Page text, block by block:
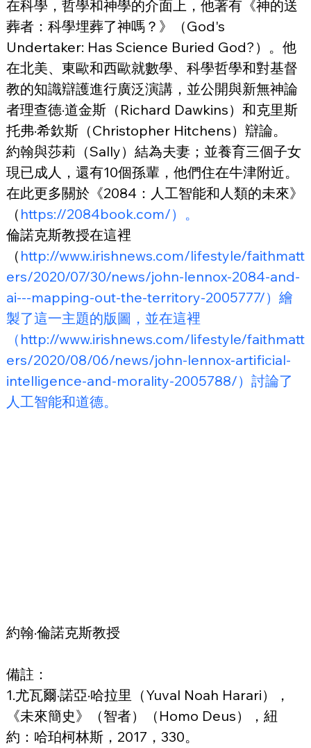
在科學，哲學和神學的介面上，他著有《神的送
葬者：科學埋葬了神嗎？》（God's
Undertaker: Has Science Buried God?）。他
在北美、東歐和西歐就數學、科學哲學和對基督
教的知識辯護進行廣泛演講，並公開與新無神論
者理查德·道金斯（Richard Dawkins）和克里斯
托弗·希欽斯（Christopher Hitchens）辯論。
約翰與莎莉（Sally）結為夫妻；並養育三個子女
現已成人，還有10個孫輩，他們住在牛津附近。
在此更多關於《2084：人工智能和人類的未來》
（ https://2084book.com/）。
倫諾克斯教授在這裡
（ http://www.irishnews.com/lifestyle/faithmatt
ers/2020/07/30/news/john-lennox-2084-and-
ai---mapping-out-the-territory-2005777/）繪
製了這一主題的版圖，並在這裡
（http://www.irishnews.com/lifestyle/faithmatt
ers/2020/08/06/news/john-lennox-artificial-
intelligence-and-morality-2005788/）討論了
人工智能和道德。
約翰·倫諾克斯教授
備註：
1.尤瓦爾·諾亞·哈拉里（Yuval Noah Harari），
《未來簡史》（智者）（Homo Deus），紐
約：哈珀柯林斯，2017，330。